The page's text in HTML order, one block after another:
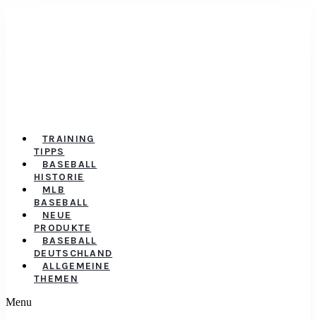
TRAINING
TIPPS
BASEBALL
HISTORIE
MLB
BASEBALL
NEUE
PRODUKTE
BASEBALL
DEUTSCHLAND
ALLGEMEINE
THEMEN
Menu